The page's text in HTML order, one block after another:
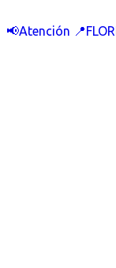
📢Atención